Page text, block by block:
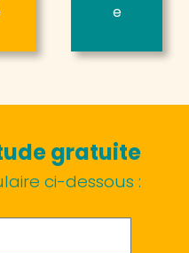
e
gratuite
ci-dessous :